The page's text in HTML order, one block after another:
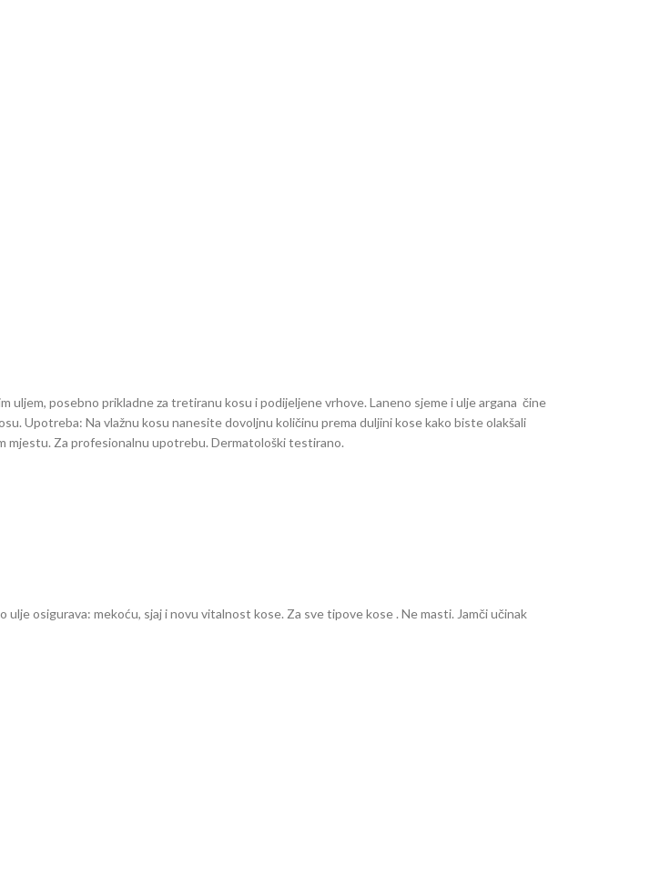
posebno prikladne za tretiranu kosu i podijeljene vrhove. Laneno sjeme i ulje argana čine
Upotreba: Na vlažnu kosu nanesite dovoljnu količinu prema duljini kose kako biste olakšali
mjestu. Za profesionalnu upotrebu. Dermatološki testirano.
osigurava: mekoću, sjaj i novu vitalnost kose. Za sve tipove kose . Ne masti. Jamči učinak